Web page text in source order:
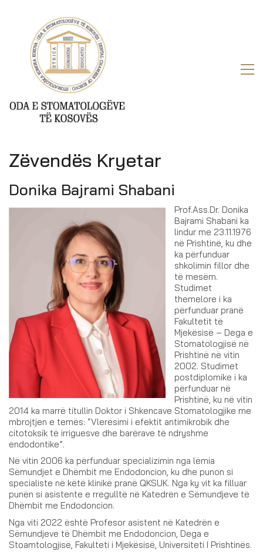
Zëvendës Kryetar
Donika Bajrami Shabani
Prof.Ass.Dr. Donika
Bajrami Shabani ka
lindur me 23.11.1976
në Prishtinë, ku dhe
ka përfunduar
shkolimin fillor dhe
të mesëm.
Studimet
themelore i ka
përfunduar pranë
Fakultetit të
Mjekësisë – Dega e
Stomatologjisë në
Prishtinë në vitin
2002. Studimet
postdiplomike i ka
përfunduar në
Prishtinë, ku në vitin
2014 ka marrë titullin Doktor i Shkencave Stomatologjike me
mbrojtjen e temës: “Vlerësimi i efektit antimikrobik dhe
citotoksik të irriguesve dhe barërave të ndryshme
endodontike”.
Në vitin 2006 ka përfunduar specializimin nga lëmia
Sëmundjet e Dhëmbit me Endodoncion, ku dhe punon si
specialiste në këtë klinikë pranë QKSUK. Nga ky vit ka filluar
punën si asistente e rregulltë në Katedrën e Sëmundjeve të
Dhëmbit me Endodoncion.
Nga viti 2022 është Profesor asistent në Katedrën e
Sëmundjeve të Dhëmbit me Endodoncion, Dega e
Stoamtologjisë, Fakulteti i Mjekësisë, Universiteti I Prishtinës.